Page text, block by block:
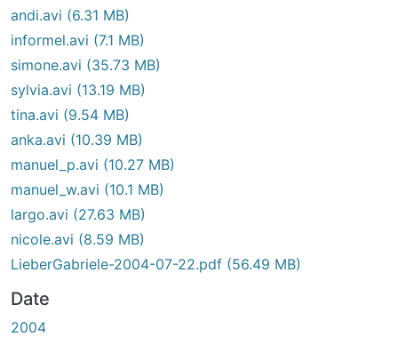
andi.avi (6.31 MB)
informel.avi (7.1 MB)
simone.avi (35.73 MB)
sylvia.avi (13.19 MB)
tina.avi (9.54 MB)
anka.avi (10.39 MB)
manuel_p.avi (10.27 MB)
manuel_w.avi (10.1 MB)
largo.avi (27.63 MB)
nicole.avi (8.59 MB)
LieberGabriele-2004-07-22.pdf (56.49 MB)
Date
2004